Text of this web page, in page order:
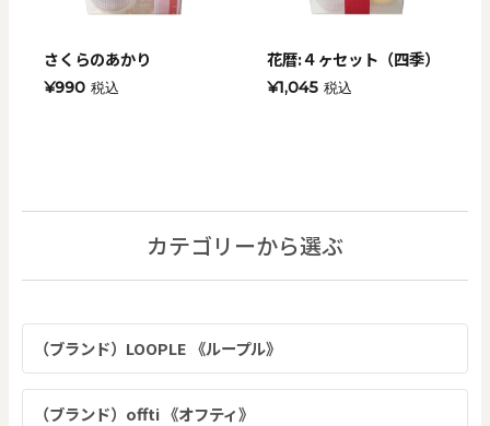
さくらのあかり
¥990 税込
花暦:４ヶセット（四季）
¥1,045 税込
カテゴリーから選ぶ
（ブランド）LOOPLE 《ループル》
（ブランド）offti 《オフティ》